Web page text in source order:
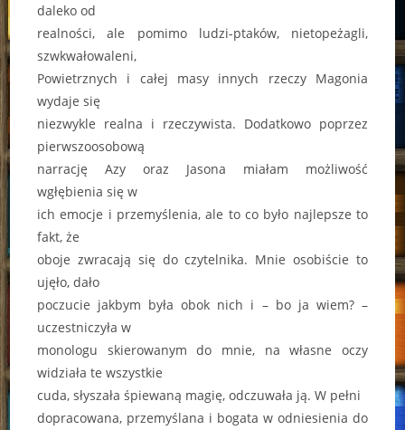
daleko od
realności, ale pomimo ludzi-ptaków, nietopeżagli,
szwkwałowaleni,
Powietrznych i całej masy innych rzeczy Magonia
wydaje się
niezwykle realna i rzeczywista. Dodatkowo poprzez
pierwszoosobową
narrację Azy oraz Jasona miałam możliwość
wgłębienia się w
ich emocje i przemyślenia, ale to co było najlepsze to
fakt, że
oboje zwracają się do czytelnika. Mnie osobiście to
ujęło, dało
poczucie jakbym była obok nich i – bo ja wiem? –
uczestniczyła w
monologu skierowanym do mnie, na własne oczy
widziała te wszystkie
cuda, słyszała śpiewaną magię, odczuwała ją. W pełni
dopracowana, przemyślana i bogata w odniesienia do